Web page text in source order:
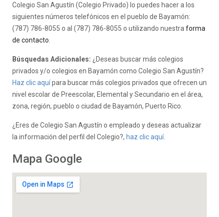
Colegio San Agustín (Colegio Privado) lo puedes hacer a los
siguientes números telefónicos en el pueblo de Bayamón:
(787) 786-8055 o al (787) 786-8055 o utilizando nuestra forma
de contacto
Búsquedas Adicionales: ¿Deseas buscar más colegios
privados y/o colegios en Bayamón como Colegio San Agustín?
Haz clic aquípara buscar más colegios privados que ofrecen un
nivel escolar de Preescolar, Elemental y Secundario en el área,
zona, región, pueblo o ciudad de Bayamón, Puerto Rico.
¿Eres de Colegio San Agustín o empleado y deseas actualizar
la información del perfil del Colegio?, haz clic aquí.
Mapa Google